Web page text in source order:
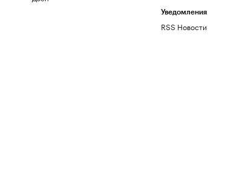
Уведомления
RSS Новости